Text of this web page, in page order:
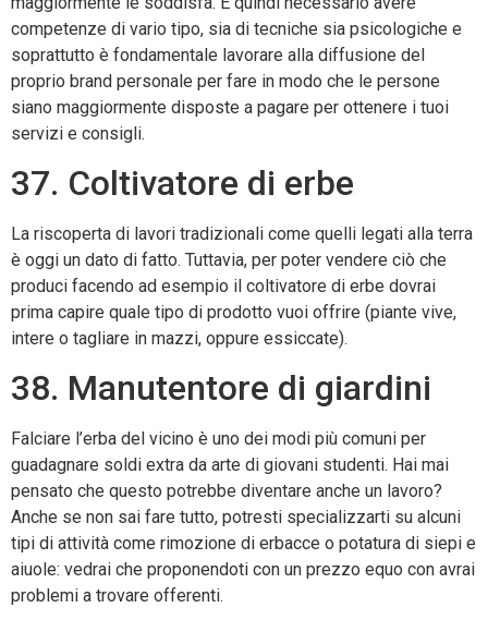
competenze di vario tipo, sia di tecniche sia psicologiche e
soprattutto è fondamentale lavorare alla diffusione del
proprio brand personale per fare in modo che le persone
siano maggiormente disposte a pagare per ottenere i tuoi
servizi e consigli.
37. Coltivatore di erbe
La riscoperta di lavori tradizionali come quelli legati alla terra
è oggi un dato di fatto. Tuttavia, per poter vendere ciò che
produci facendo ad esempio il coltivatore di erbe dovrai
prima capire quale tipo di prodotto vuoi offrire (piante vive,
intere o tagliare in mazzi, oppure essiccate).
38. Manutentore di giardini
Falciare l’erba del vicino è uno dei modi più comuni per
guadagnare soldi extra da arte di giovani studenti. Hai mai
pensato che questo potrebbe diventare anche un lavoro?
Anche se non sai fare tutto, potresti specializzarti su alcuni
tipi di attività come rimozione di erbacce o potatura di siepi e
aiuole: vedrai che proponendoti con un prezzo equo con avrai
problemi a trovare offerenti.